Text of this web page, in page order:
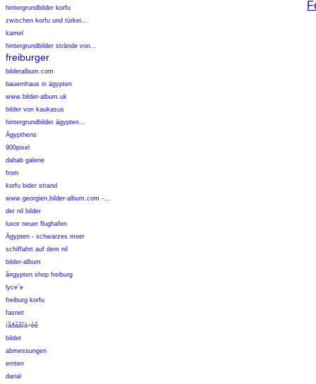
hintergrundbilder korfu
zwischen korfu und türkei...
kamel
hintergrundbilder strände von...
freiburger
bilderalbum.com
bauernhaus in ägypten
www.bilder-album.uk
bilder von kaukasus
hintergrundbilder ägypten...
Ägypthens
900pixel
dahab galerie
from
korfu bider strand
www.georgien.bilder-album.com -...
der nil bilder
luxor neuer flughafen
Ägypten - schwarzes meer
schiffahrt auf dem nil
bilder-album
ã¤gypten shop freiburg
lyce´e
freiburg korfu
fasnet
ïåðåâîä÷èê
bildet
abmessungen
ernten
darial